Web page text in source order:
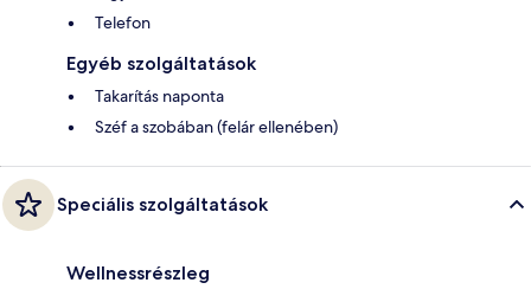
Telefon
Egyéb szolgáltatások
Takarítás naponta
Széf a szobában (felár ellenében)
Speciális szolgáltatások
Wellnessrészleg